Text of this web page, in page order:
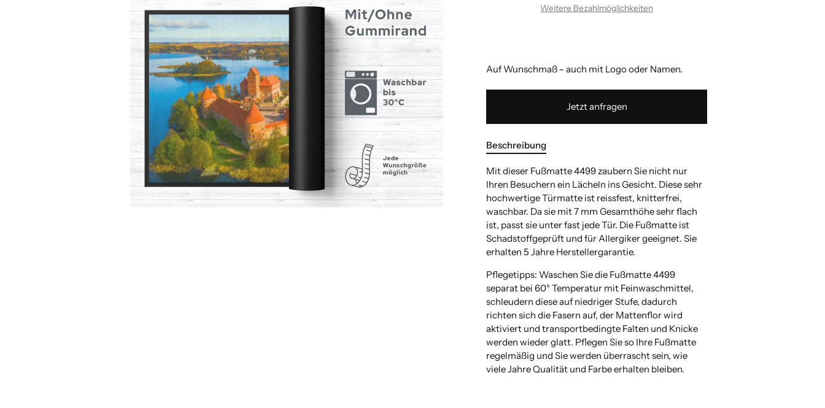
Weitere Bezahlmöglichkeiten
Auf Wunschmaß - auch mit Logo oder Namen.
Jetzt anfragen
Beschreibung
Mit dieser Fußmatte 4499 zaubern Sie nicht nur
Ihren Besuchern ein Lächeln ins Gesicht. Diese sehr
hochwertige Türmatte ist reissfest, knitterfrei,
waschbar. Da sie mit 7 mm Gesamthöhe sehr flach
ist, passt sie unter fast jede Tür. Die Fußmatte ist
Schadstoffgeprüft und für Allergiker geeignet. Sie
erhalten 5 Jahre Herstellergarantie.
Pflegetipps: Waschen Sie die Fußmatte 4499
separat bei 60° Temperatur mit Feinwaschmittel,
schleudern diese auf niedriger Stufe, dadurch
richten sich die Fasern auf, der Mattenflor wird
aktiviert und transportbedingte Falten und Knicke
werden wieder glatt. Pflegen Sie so Ihre Fußmatte
regelmäßig und Sie werden überrascht sein, wie
viele Jahre Qualität und Farbe erhalten bleiben.